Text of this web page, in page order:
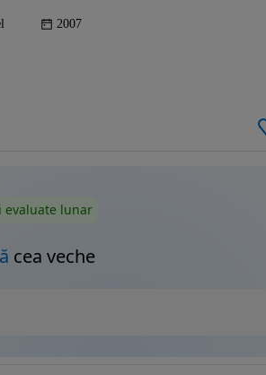
2007
evaluate lunar
cea veche